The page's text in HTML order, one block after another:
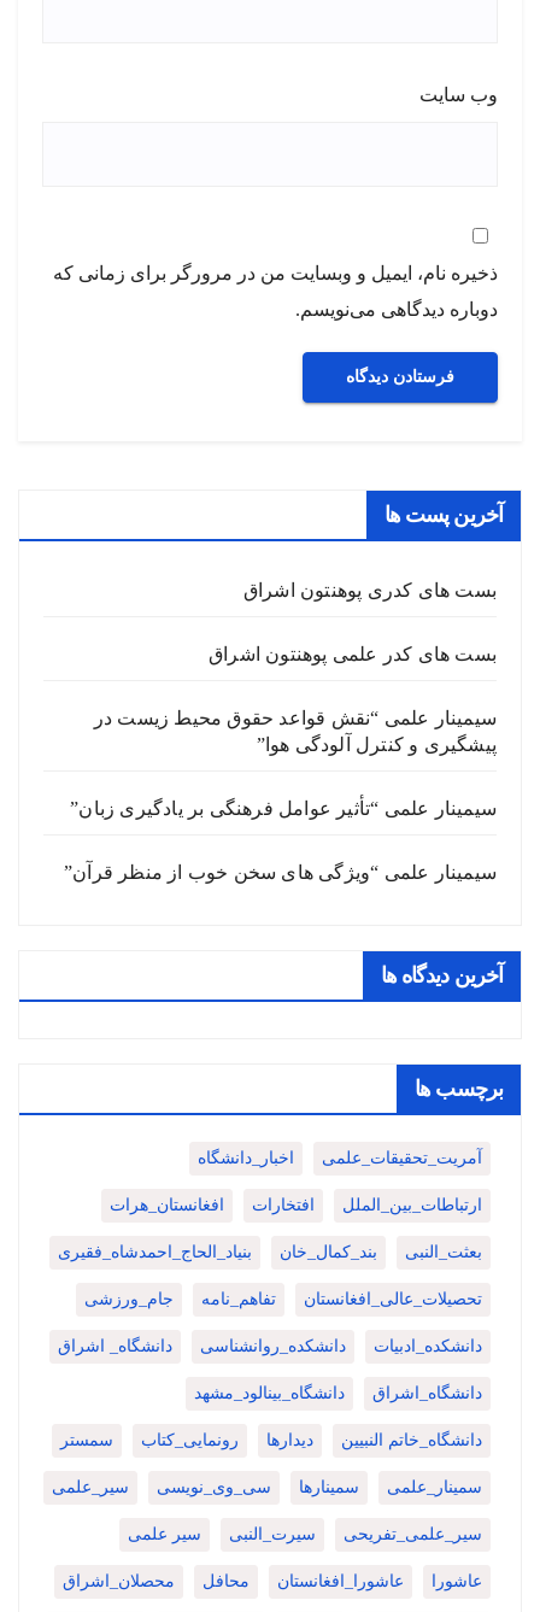
وب‌ سایت
ذخیره نام، ایمیل و وبسایت من در مرورگر برای زمانی که
دوباره دیدگاهی می‌نویسم.
آخرین پست ها
بست های کدری پوهنتون اشراق
بست های کدر علمی پوهنتون اشراق
سیمینار علمی “نقش قواعد حقوق محیط زیست در
پیشگیری و کنترل آلودگی هوا”
سیمینار علمی “تأثیر عوامل فرهنگی بر یادگیری زبان”
سیمینار علمی “ویژگی های سخن خوب از منظر قرآن”
آخرین دیدگاه ها
برچسب ها
آمریت_تحقیقات_علمی اخبار_دانشگاه
ارتباطات_بین_الملل افتخارات افغانستان_هرات
بعثت_النبی بند_کمال_خان بنیاد_الحاج_احمدشاه_فقیری
تحصیلات_عالی_افغانستان تفاهم_نامه جام_ورزشی
دانشکده_ادبیات دانشکده_روانشناسی دانشگاه_ اشراق
دانشگاه_اشراق دانشگاه_بینالود_مشهد
دانشگاه_خاتم النبیین دیدارها رونمایی_کتاب سمستر
سمینار_علمی سمینارها سی_وی_نویسی سیر_علمی
سیر_علمی_تفریحی سیرت_النبی سیر علمی
عاشورا عاشورا_افغانستان محافل محصلان_اشراق